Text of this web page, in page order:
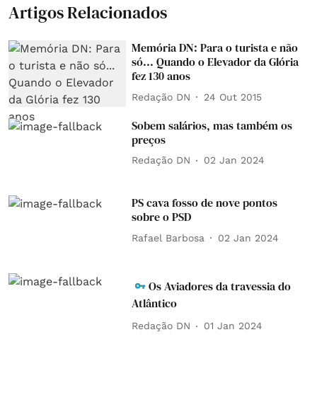
Artigos Relacionados
Memória DN: Para o turista e não
só... Quando o Elevador da Glória
fez 130 anos
Redação DN 24 Out 2015
Sobem salários, mas também os
preços
Redação DN 02 Jan 2024
PS cava fosso de nove pontos
sobre o PSD
Rafael Barbosa 02 Jan 2024
Os Aviadores da travessia do
Atlântico
Redação DN 01 Jan 2024